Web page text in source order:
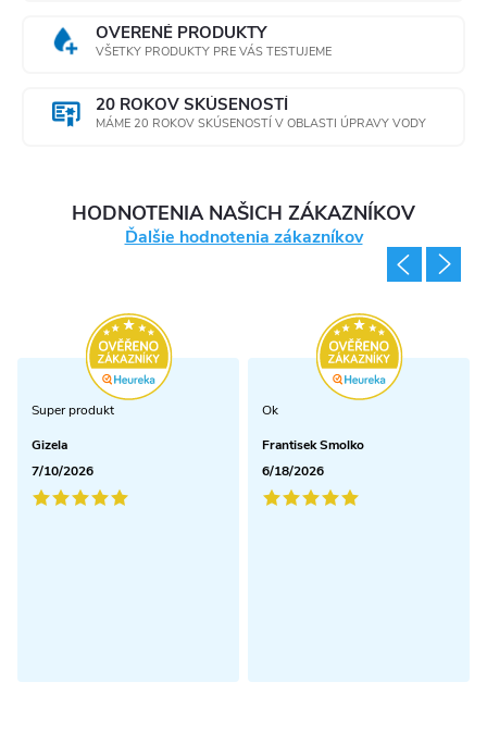
OVERENÉ PRODUKTY
VŠETKY PRODUKTY PRE VÁS TESTUJEME
20 ROKOV SKÚSENOSTÍ
MÁME 20 ROKOV SKÚSENOSTÍ V OBLASTI ÚPRAVY VODY
HODNOTENIA NAŠICH ZÁKAZNÍKOV
Ďalšie hodnotenia zákazníkov
Super produkt
Gizela
7/10/2026
Ok
Frantisek Smolko
6/18/2026